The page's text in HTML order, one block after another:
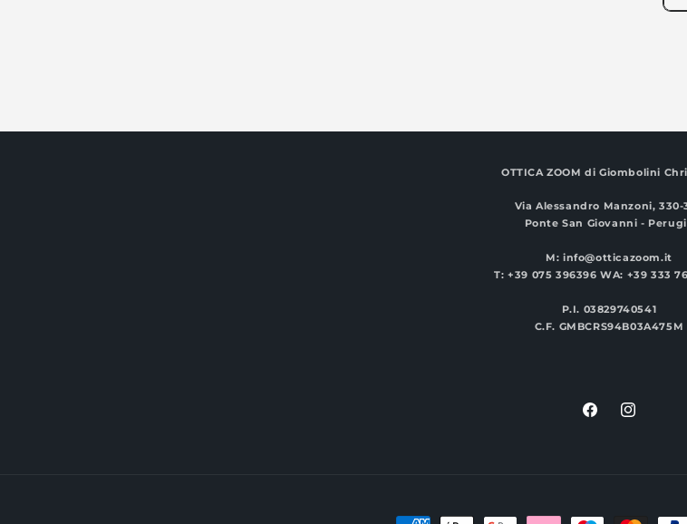
OTTICA ZOOM di Giombolini
Via Alessandro Manzoni, 330-
Ponte San Giovanni -
M: info@otticazoom.it
T: +39 075 396396 WA: +39 333
P.I. 03829740541
C.F. GMBCRS94B03A475M
FacebookInstagram